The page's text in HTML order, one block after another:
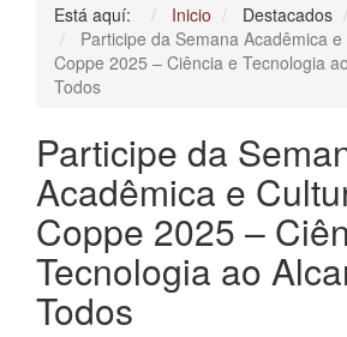
Está aquí: Inicio Destacados
Participe da Semana Acadêmica
Coppe 2025 – Ciência e Tecnologia
Todos
Participe da
Acadêmica e
Coppe 2025 –
Tecnologia ao
Todos